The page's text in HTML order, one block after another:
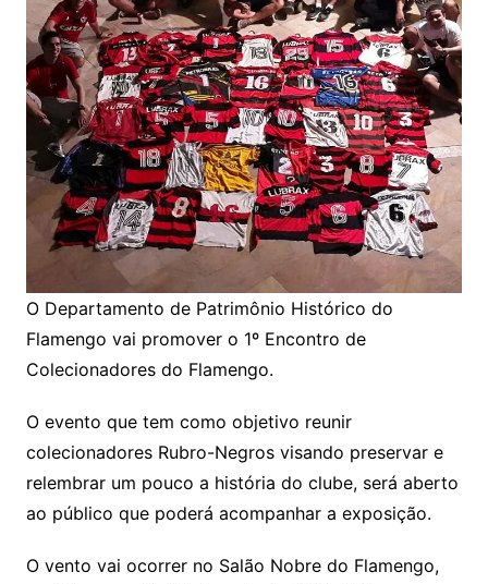
O Departamento de Patrimônio Histórico do
Flamengo vai promover o 1º Encontro de
Colecionadores do Flamengo.
O evento que tem como objetivo reunir
colecionadores Rubro-Negros visando preservar e
relembrar um pouco a história do clube, será aberto
ao público que poderá acompanhar a exposição.
O vento vai ocorrer no Salão Nobre do Flamengo,